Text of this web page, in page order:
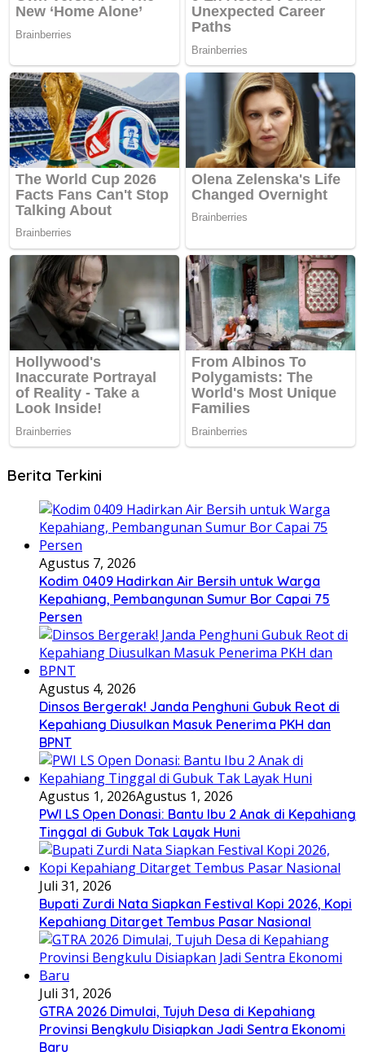
Berita Terkini
Agustus 7, 2026
Kodim 0409 Hadirkan Air Bersih untuk Warga
Kepahiang, Pembangunan Sumur Bor Capai 75
Persen
Agustus 4, 2026
Dinsos Bergerak! Janda Penghuni Gubuk Reot di
Kepahiang Diusulkan Masuk Penerima PKH dan
BPNT
Agustus 1, 2026Agustus 1, 2026
PWI LS Open Donasi: Bantu Ibu 2 Anak di Kepahiang
Tinggal di Gubuk Tak Layak Huni
Juli 31, 2026
Bupati Zurdi Nata Siapkan Festival Kopi 2026, Kopi
Kepahiang Ditarget Tembus Pasar Nasional
Juli 31, 2026
GTRA 2026 Dimulai, Tujuh Desa di Kepahiang
Provinsi Bengkulu Disiapkan Jadi Sentra Ekonomi
Baru